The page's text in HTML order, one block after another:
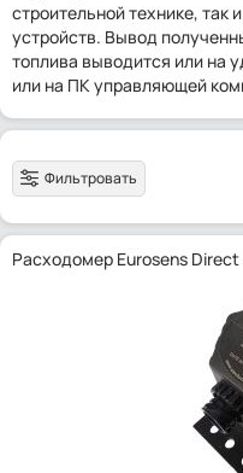
строительной технике, так
устройств. Вывод
топлива выводится или на
или на ПК управляющей
Фильтровать
Расходомер Eurosens